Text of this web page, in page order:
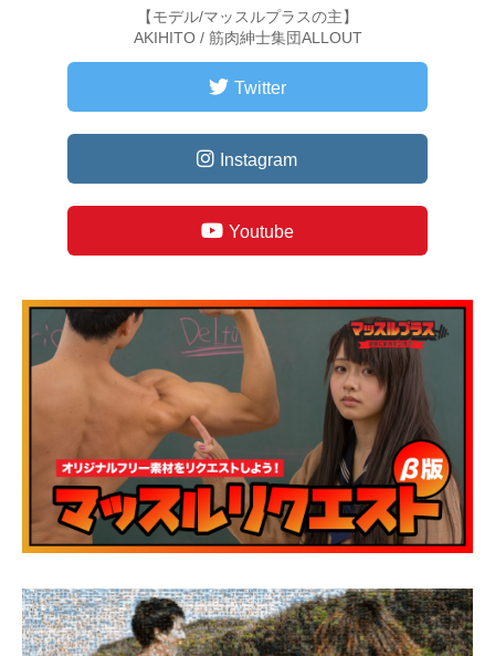
【モデル/マッスルプラスの主】
AKIHITO / 筋肉紳士集団ALLOUT
Twitter
Instagram
Youtube